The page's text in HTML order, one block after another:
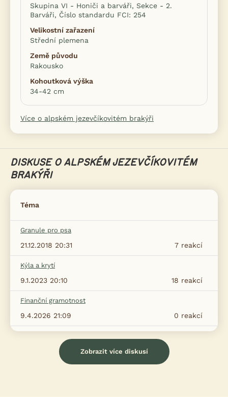
Skupina VI - Honiči a barváři, Sekce - 2.
Barváři, Číslo standardu FCI: 254
Velikostní zařazení
Střední plemena
Země původu
Rakousko
Kohoutková výška
34-42 cm
Více o alpském jezevčíkovitém brakýři
DISKUSE O ALPSKÉM JEZEVČÍKOVITÉM
BRAKÝŘI
Téma
Granule pro psa
7 reakcí
21.12.2018 20:31
Kýla a krytí
18 reakcí
9.1.2023 20:10
Finanční gramotnost
0 reakcí
9.4.2026 21:09
Zobrazit více diskusí